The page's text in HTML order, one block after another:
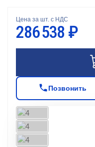
Цена за шт. с НДС
286 538 ₽
Позвонить